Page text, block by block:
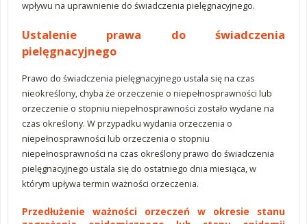
wpływu na uprawnienie do świadczenia pielęgnacyjnego.
Ustalenie prawa do świadczenia
pielęgnacyjnego
Prawo do świadczenia pielęgnacyjnego ustala się na czas
nieokreślony, chyba że orzeczenie o niepełnosprawności lub
orzeczenie o stopniu niepełnosprawności zostało wydane na
czas określony. W przypadku wydania orzeczenia o
niepełnosprawności lub orzeczenia o stopniu
niepełnosprawności na czas określony prawo do świadczenia
pielęgnacyjnego ustala się do ostatniego dnia miesiąca, w
którym upływa termin ważności orzeczenia.
Przedłużenie ważności orzeczeń w okresie stanu